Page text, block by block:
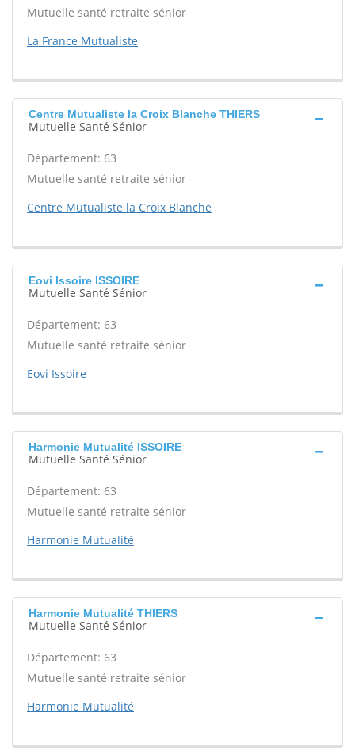
Mutuelle santé retraite sénior
La France Mutualiste
Centre Mutualiste la Croix Blanche THIERS
Mutuelle Santé Sénior
Département: 63
Mutuelle santé retraite sénior
Centre Mutualiste la Croix Blanche
Eovi Issoire ISSOIRE
Mutuelle Santé Sénior
Département: 63
Mutuelle santé retraite sénior
Eovi Issoire
Harmonie Mutualité ISSOIRE
Mutuelle Santé Sénior
Département: 63
Mutuelle santé retraite sénior
Harmonie Mutualité
Harmonie Mutualité THIERS
Mutuelle Santé Sénior
Département: 63
Mutuelle santé retraite sénior
Harmonie Mutualité